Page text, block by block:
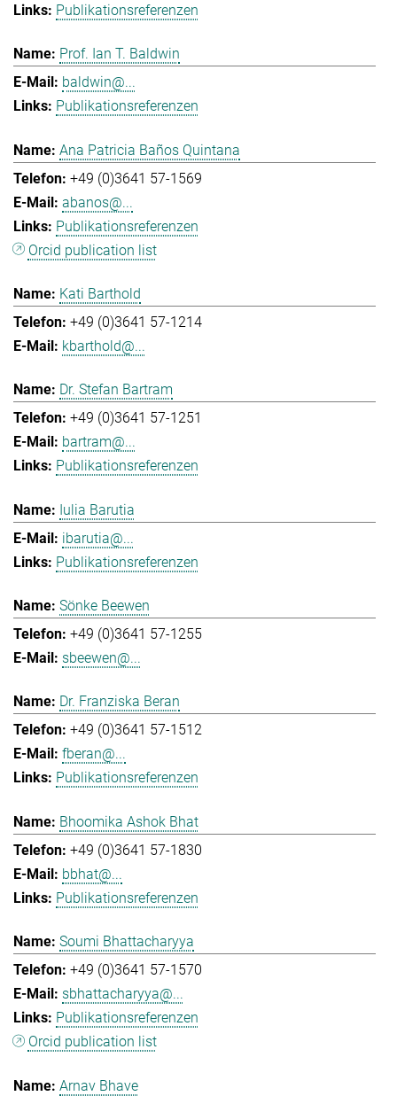
Publikationsreferenzen
Prof. Ian T. Baldwin
baldwin@...
Publikationsreferenzen
Ana Patricia Baños Quintana
+49 (0)3641 57-1569
abanos@...
Publikationsreferenzen
Orcid publication list
Kati Barthold
+49 (0)3641 57-1214
kbarthold@...
Dr. Stefan Bartram
+49 (0)3641 57-1251
bartram@...
Publikationsreferenzen
Iulia Barutia
ibarutia@...
Publikationsreferenzen
Sönke Beewen
+49 (0)3641 57-1255
sbeewen@...
Dr. Franziska Beran
+49 (0)3641 57-1512
fberan@...
Publikationsreferenzen
Bhoomika Ashok Bhat
+49 (0)3641 57-1830
bbhat@...
Publikationsreferenzen
Soumi Bhattacharyya
+49 (0)3641 57-1570
sbhattacharyya@...
Publikationsreferenzen
Orcid publication list
Arnav Bhave